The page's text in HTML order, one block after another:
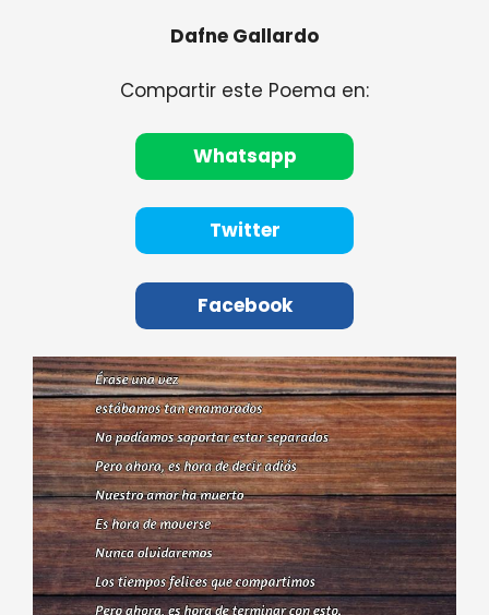
Dafne Gallardo
Compartir este Poema en:
Whatsapp
Twitter
Facebook